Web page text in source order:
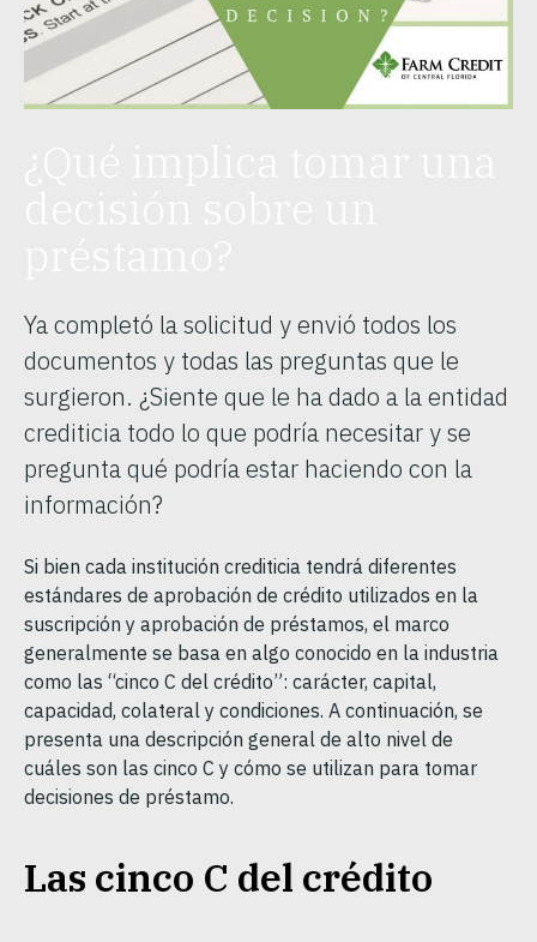
Ya completó la solicitud y envió todos los
documentos y todas las preguntas que le
surgieron. ¿Siente que le ha dado a la entidad
crediticia todo lo que podría necesitar y se
pregunta qué podría estar haciendo con la
información?
Si bien cada institución crediticia tendrá diferentes
estándares de aprobación de crédito utilizados en la
suscripción y aprobación de préstamos, el marco
generalmente se basa en algo conocido en la industria
como las “cinco C del crédito”: carácter, capital,
capacidad, colateral y condiciones. A continuación, se
presenta una descripción general de alto nivel de
cuáles son las cinco C y cómo se utilizan para tomar
decisiones de préstamo.
Las cinco C del crédito